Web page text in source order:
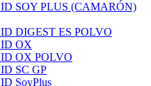
SOY PLUS (CAMARÓN)
DIGEST ES POLVO
OX
OX POLVO
SC GP
SoyPlus